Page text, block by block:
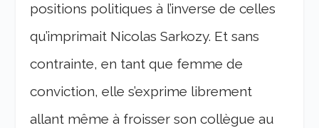
positions politiques à l’inverse de celles
qu’imprimait Nicolas Sarkozy. Et sans
contrainte, en tant que femme de
conviction, elle s’exprime librement
allant même à froisser son collègue au